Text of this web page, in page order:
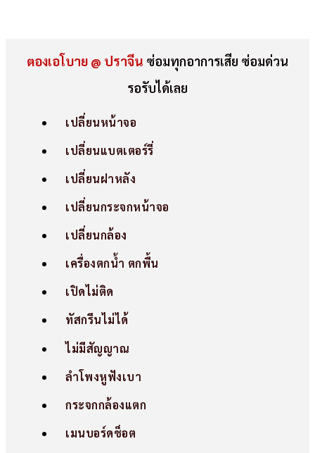
ตองเอโบาย @ ปราจีน ซ่อมทุกอาการเสีย ซ่อมด่วน
รอรับได้เลย
เปลี่ยนหน้าจอ
เปลี่ยนแบตเตอร์รี่
เปลี่ยนฝาหลัง
เปลี่ยนกระจกหน้าจอ
เปลี่ยนกล้อง
เครื่องตกน้ำ ตกพื้น
เปิดไม่ติด
ทัสกรีนไม่ได้
ไม่มีสัญญาณ
ลำโพงหูฟังเบา
กระจกกล้องแตก
เมนบอร์ดช็อต